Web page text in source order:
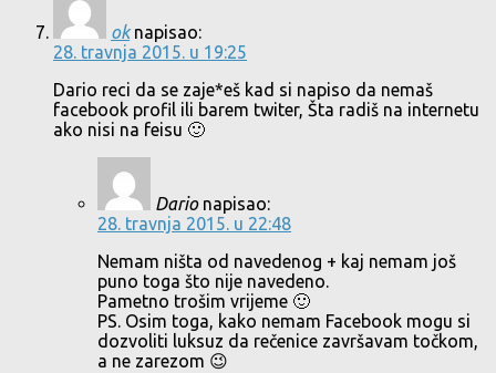
ok napisao:
28. travnja 2015. u 19:25
Dario reci da se zaje*eš kad si napiso da nemaš
facebook profil ili barem twiter, Šta radiš na internetu
ako nisi na feisu 🙂
Dario napisao:
28. travnja 2015. u 22:48
Nemam ništa od navedenog + kaj nemam još
puno toga što nije navedeno.
Pametno trošim vrijeme 🙂
PS. Osim toga, kako nemam Facebook mogu si
dozvoliti luksuz da rečenice završavam točkom,
a ne zarezom 😉